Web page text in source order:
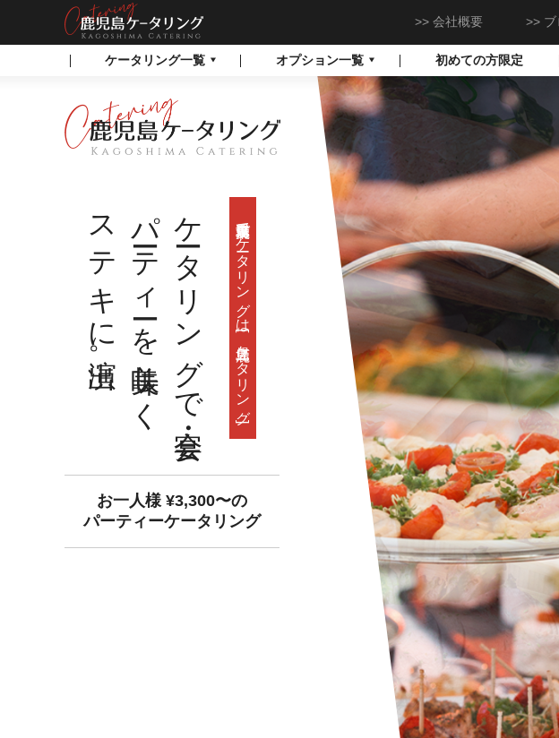
鹿児島でケータリン
リング
会社概要
ケータリング一覧 オプション一覧 初めての方限定
鹿児島県奄美市でケータリングは
[ 鹿児島ケータリング ]
ケータリングで宴会・
パーティーを美味しく
ステキに演出。
お一人様 ¥3,300〜の
パーティーケータリング